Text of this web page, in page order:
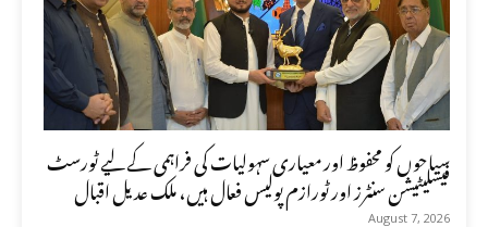
سیاحوں کو محفوظ اور معیاری سہولیات کی فراہمی کے لیے ٹورسٹ
فیسلیٹیشن سنٹرز اور ٹورازم پولیس فعال ہیں، ملک عدیل اقبال
August 7, 2026